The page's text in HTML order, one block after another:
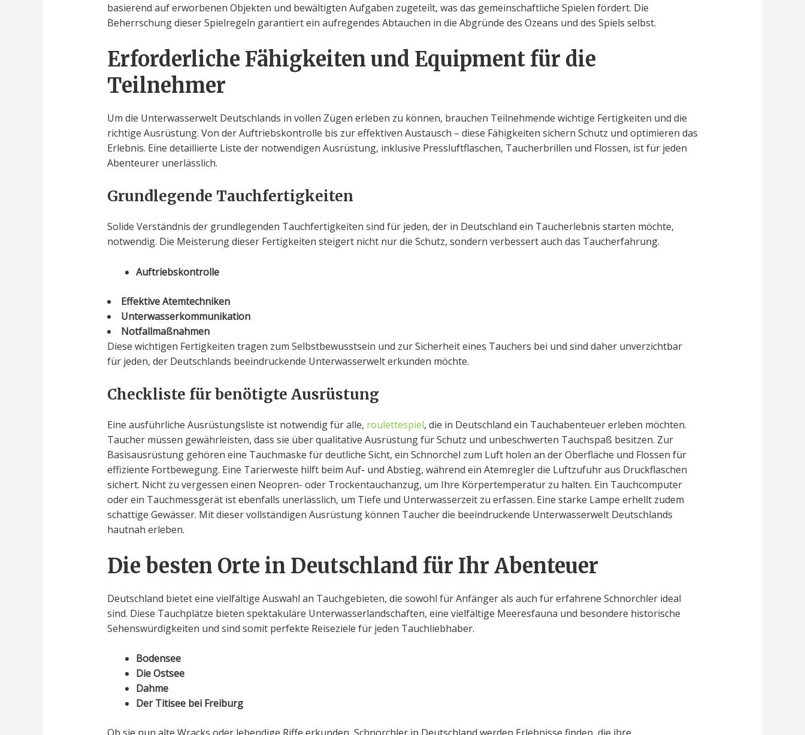
basierend auf erworbenen Objekten und bewältigten Aufgaben zugeteilt, was das gemeinschaftliche Spielen fördert. Die
Beherrschung dieser Spielregeln garantiert ein aufregendes Abtauchen in die Abgründe des Ozeans und des Spiels selbst.
Erforderliche Fähigkeiten und Equipment für die
Teilnehmer
Um die Unterwasserwelt Deutschlands in vollen Zügen erleben zu können, brauchen Teilnehmende wichtige Fertigkeiten und die
richtige Ausrüstung. Von der Auftriebskontrolle bis zur effektiven Austausch – diese Fähigkeiten sichern Schutz und optimieren das
Erlebnis. Eine detaillierte Liste der notwendigen Ausrüstung, inklusive Pressluftflaschen, Taucherbrillen und Flossen, ist für jeden
Abenteurer unerlässlich.
Grundlegende Tauchfertigkeiten
Solide Verständnis der grundlegenden Tauchfertigkeiten sind für jeden, der in Deutschland ein Taucherlebnis starten möchte,
notwendig. Die Meisterung dieser Fertigkeiten steigert nicht nur die Schutz, sondern verbessert auch das Taucherfahrung.
Auftriebskontrolle
Effektive Atemtechniken
Unterwasserkommunikation
Notfallmaßnahmen
Diese wichtigen Fertigkeiten tragen zum Selbstbewusstsein und zur Sicherheit eines Tauchers bei und sind daher unverzichtbar
für jeden, der Deutschlands beeindruckende Unterwasserwelt erkunden möchte.
Checkliste für benötigte Ausrüstung
Eine ausführliche Ausrüstungsliste ist notwendig für alle, roulettespiel, die in Deutschland ein Tauchabenteuer erleben möchten.
Taucher müssen gewährleisten, dass sie über qualitative Ausrüstung für Schutz und unbeschwerten Tauchspaß besitzen. Zur
Basisausrüstung gehören eine Tauchmaske für deutliche Sicht, ein Schnorchel zum Luft holen an der Oberfläche und Flossen für
effiziente Fortbewegung. Eine Tarierweste hilft beim Auf- und Abstieg, während ein Atemregler die Luftzufuhr aus Druckflaschen
sichert. Nicht zu vergessen einen Neopren- oder Trockentauchanzug, um Ihre Körpertemperatur zu halten. Ein Tauchcomputer
oder ein Tauchmessgerät ist ebenfalls unerlässlich, um Tiefe und Unterwasserzeit zu erfassen. Eine starke Lampe erhellt zudem
schattige Gewässer. Mit dieser vollständigen Ausrüstung können Taucher die beeindruckende Unterwasserwelt Deutschlands
hautnah erleben.
Die besten Orte in Deutschland für Ihr Abenteuer
Deutschland bietet eine vielfältige Auswahl an Tauchgebieten, die sowohl für Anfänger als auch für erfahrene Schnorchler ideal
sind. Diese Tauchplätze bieten spektakuläre Unterwasserlandschaften, eine vielfältige Meeresfauna und besondere historische
Sehenswürdigkeiten und sind somit perfekte Reiseziele für jeden Tauchliebhaber.
Bodensee
Die Ostsee
Dahme
Der Titisee bei Freiburg